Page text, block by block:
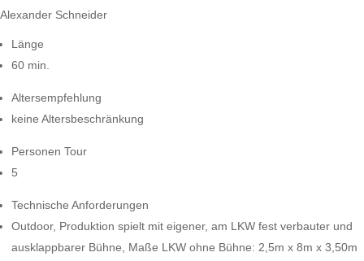
Alexander Schneider
Länge
60 min.
Altersempfehlung
keine Altersbeschränkung
Personen Tour
5
Technische Anforderungen
Outdoor, Produktion spielt mit eigener, am LKW fest verbauter und
ausklappbarer Bühne, Maße LKW ohne Bühne: 2,5m x 8m x 3,50m